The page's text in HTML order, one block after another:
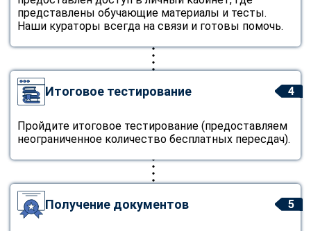
представлены обучающие материалы и тесты.
Наши кураторы всегда на связи и готовы помочь.
4
Итоговое тестирование
Пройдите итоговое тестирование (предоставляем
неограниченное количество бесплатных пересдач).
5
Получение документов